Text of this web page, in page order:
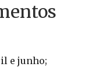
e junho;